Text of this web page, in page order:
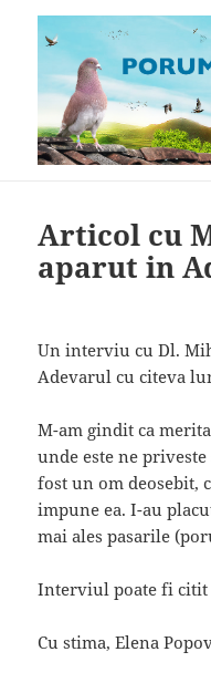
Articol cu
aparut in
Un interviu cu Dl.
Adevarul cu citeva
M-am gindit ca
unde este ne
fost un om deosebit,
impune ea. I-au
mai ales pasarile
Interviul poate fi
Cu stima, Elena